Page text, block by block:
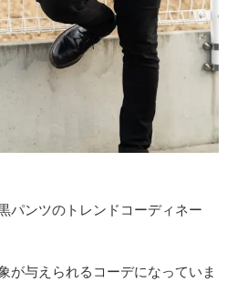
パンツのトレンドコーディネー
が与えられるコーデになっていま